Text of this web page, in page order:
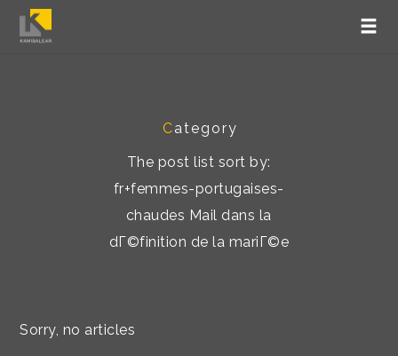
Category
The post list sort by:
fr+femmes-portugaises-
chaudes Mail dans la
dГ©finition de la mariГ©e
Sorry, no articles